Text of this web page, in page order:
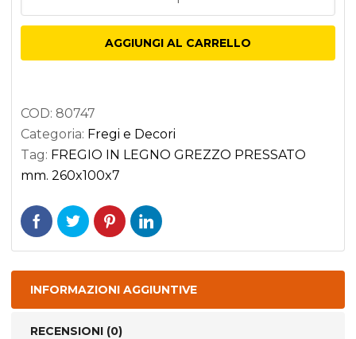
IN
GREZZO
260x100x7
quantità
AGGIUNGI AL CARRELLO
COD: 80747
Categoria: Fregi e Decori
Tag: FREGIO IN LEGNO GREZZO PRESSATO
mm. 260x100x7
INFORMAZIONI AGGIUNTIVE
RECENSIONI (0)